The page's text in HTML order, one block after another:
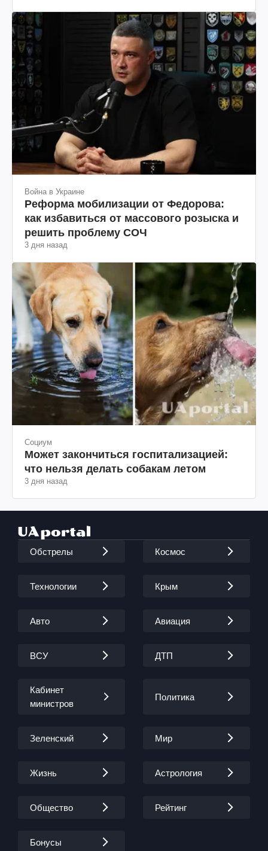
Война в Украине
Реформа мобилизации от Федорова:
как избавиться от массового розыска и
решить проблему СОЧ
3 дня назад
Социум
Может закончиться госпитализацией:
что нельзя делать собакам летом
3 дня назад
Обстрелы Космос
Технологии Крым
Авто Авиация
ВСУ ДТП
Кабинет
министров
Политика
Зеленский Мир
Жизнь Астрология
Общество Рейтинг
Бонусы